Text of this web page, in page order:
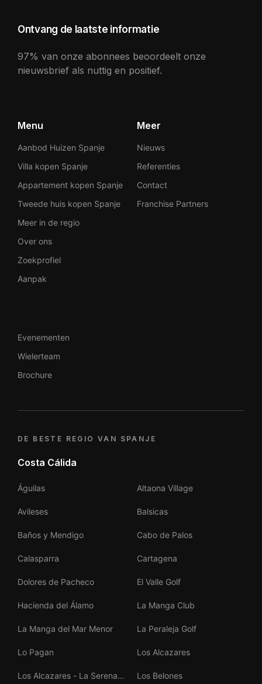
Ontvang de laatste informatie
97% van onze abonnees beoordeelt onze
nieuwsbrief als nuttig en positief.
Menu
Aanbod Huizen Spanje
Villa kopen Spanje
Appartement kopen Spanje
Tweede huis kopen Spanje
Meer in de regio
Over ons
Zoekprofiel
Aanpak
Meer
Nieuws
Referenties
Contact
Franchise Partners
Evenementen
Wielerteam
Brochure
DE BESTE REGIO VAN SPANJE
Costa Cálida
Águilas Altaona Village
Avileses Balsicas
Baños y Mendigo Cabo de Palos
Calasparra Cartagena
Dolores de Pacheco El Valle Golf
Hacienda del Álamo La Manga Club
La Manga del Mar Menor La Peraleja Golf
Lo Pagan Los Alcazares
Los Alcazares - La Serena
Los Belones